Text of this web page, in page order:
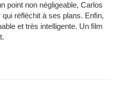
point non négligeable, Carlos
réfléchit à ses plans. Enfin,
et très intelligente. Un film